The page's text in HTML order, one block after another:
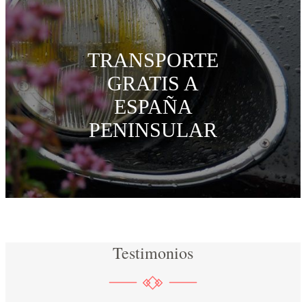
TRANSPORTE
GRATIS A
ESPAÑA
PENINSULAR
Testimonios